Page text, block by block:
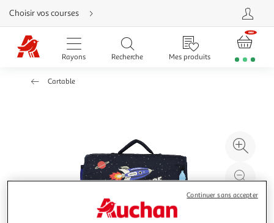
Aller
directement
au
contenu
Aller
directement
Aller
Choisir vos courses
Rayons Recherche Mes produits
Cartable
à
Continuer sans accepter